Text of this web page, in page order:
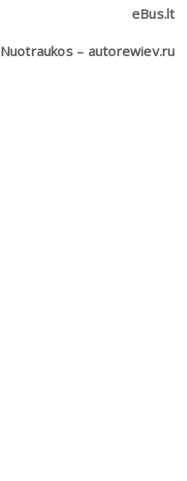
eBus.lt
Nuotraukos – autorewiev.ru